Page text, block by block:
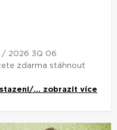
/ 2026 3Q 06
zdarma stáhnout
... zobrazit více